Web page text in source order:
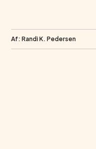
Af: Randi K. Pedersen